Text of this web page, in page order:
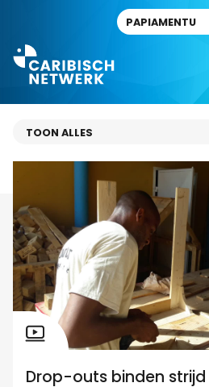
PAPIAMENTU
Drop-outs binden